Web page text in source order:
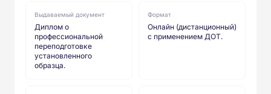
Выдаваемый документ
Диплом о
профессиональной
переподготовке
установленного
образца.
Формат
Онлайн (дистанционный)
с применением ДОТ.